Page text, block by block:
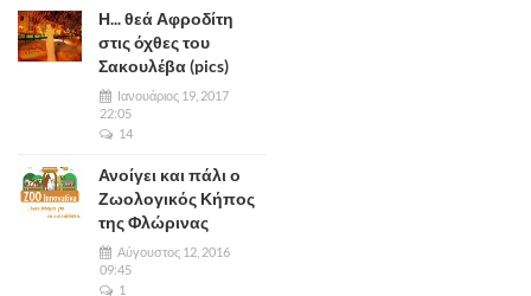
Η... θεά Αφροδίτη
στις όχθες του
Σακουλέβα (pics)
Ιανουάριος 19, 2017
22:05
14
Ανοίγει και πάλι ο
Ζωολογικός Κήπος
της Φλώρινας
Αύγουστος 12, 2016
09:45
1